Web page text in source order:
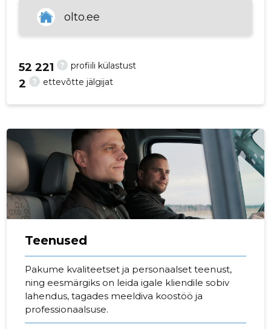
olto.ee
? profiili külastust
52 221
? ettevõtte jälgijat
2
Teenused
Pakume kvaliteetset ja personaalset teenust,
ning eesmärgiks on leida igale kliendile sobiv
lahendus, tagades meeldiva koostöö ja
professionaalsuse.